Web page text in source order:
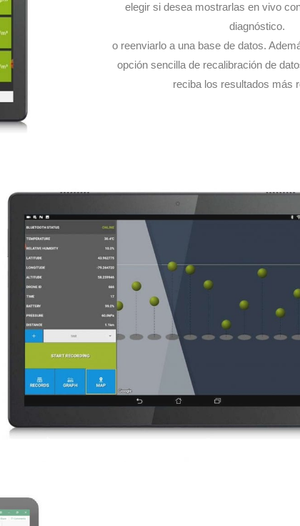
elegir si desea mostrarlas en vivo
diagnóstico.
o reenviarlo a una base de datos.
opción sencilla de recalibración de
reciba los resultados más